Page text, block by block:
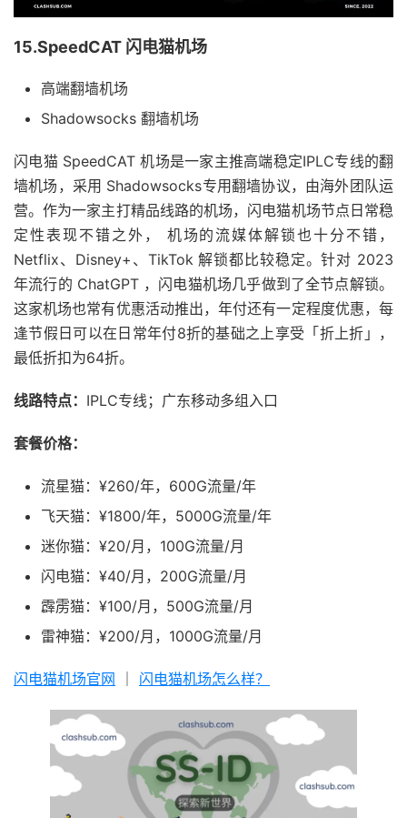
15.SpeedCAT 闪电猫机场
高端翻墙机场
Shadowsocks 翻墙机场
闪电猫 SpeedCAT 机场是一家主推高端稳定IPLC专线的翻
墙机场，采用 Shadowsocks专用翻墙协议，由海外团队运
营。作为一家主打精品线路的机场，闪电猫机场节点日常稳
定性表现不错之外， 机场的流媒体解锁也十分不错，
Netflix、Disney+、TikTok 解锁都比较稳定。针对 2023
年流行的 ChatGPT ，闪电猫机场几乎做到了全节点解锁。
这家机场也常有优惠活动推出，年付还有一定程度优惠，每
逢节假日可以在日常年付8折的基础之上享受「折上折」，
最低折扣为64折。
线路特点： IPLC专线；广东移动多组入口
套餐价格：
流星猫：¥260/年，600G流量/年
飞天猫：¥1800/年，5000G流量/年
迷你猫：¥20/月，100G流量/月
闪电猫：¥40/月，200G流量/月
霹雳猫：¥100/月，500G流量/月
雷神猫：¥200/月，1000G流量/月
闪电猫机场官网 闪电猫机场怎么样？